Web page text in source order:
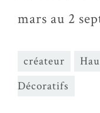
mars au 2
créateur
Décoratifs